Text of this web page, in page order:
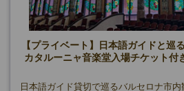
【プライベート】日本語ガイドと巡
カタルーニャ音楽堂入場チケット付
日本語ガイド貸切で巡るバルセロナ市